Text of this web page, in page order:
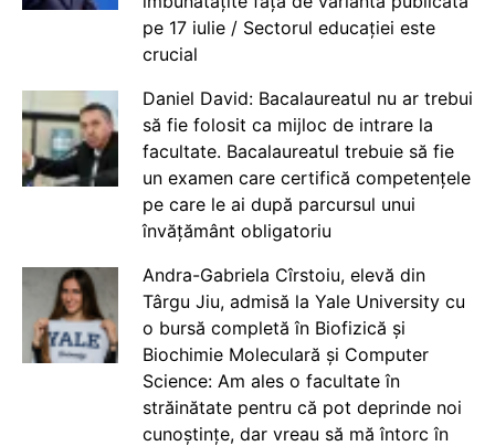
pe 17 iulie / Sectorul educației este
crucial
Daniel David: Bacalaureatul nu ar trebui
să fie folosit ca mijloc de intrare la
facultate. Bacalaureatul trebuie să fie
un examen care certifică competențele
pe care le ai după parcursul unui
învățământ obligatoriu
Andra-Gabriela Cîrstoiu, elevă din
Târgu Jiu, admisă la Yale University cu
o bursă completă în Biofizică și
Biochimie Moleculară și Computer
Science: Am ales o facultate în
străinătate pentru că pot deprinde noi
cunoștințe, dar vreau să mă întorc în